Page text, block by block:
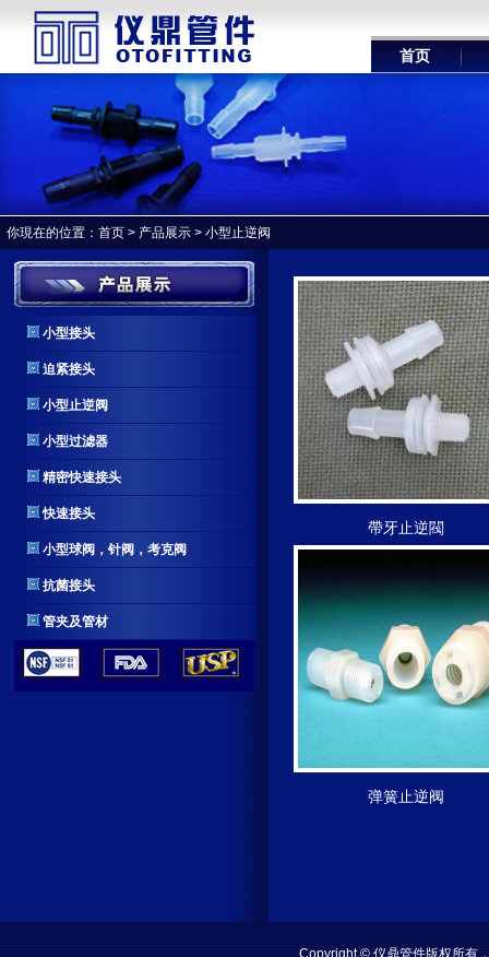
首页
你現在的位置： 首页 > 产品展示 > 小型止逆阀
小型接头
迫紧接头
小型止逆阀
小型过滤器
精密快速接头
快速接头
小型球阀，针阀，考克阀
抗菌接头
管夹及管材
帶牙止逆閥
弹簧止逆阀
Copyright © 仪鼎管件版权所有